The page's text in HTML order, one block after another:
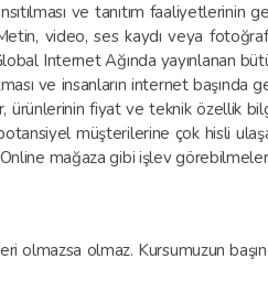
ve tanıtım
video, ses kaydı veya
Internet Ağında yayınlanan
ve insanların internet
ürünlerinin fiyat ve teknik özellik
müşterilerine çok hisli
mağaza gibi işlev
olmaz. Kursumuzun